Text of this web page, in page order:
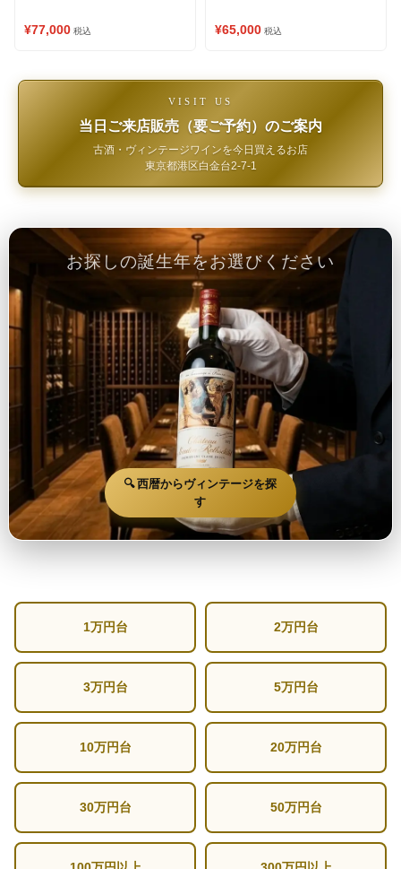
¥77,000 税込 ¥65,000 税込
VISIT US
当日ご来店販売（要ご予約）のご案内
古酒・ヴィンテージワインを今日買えるお店
東京都港区白金台2-7-1
お探しの誕生年をお選びください
🔍 西暦からヴィンテージを探
す
1万円台 2万円台
3万円台 5万円台
10万円台 20万円台
30万円台 50万円台